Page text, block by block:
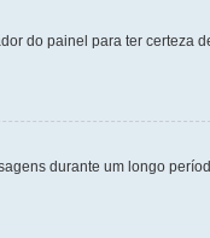
do painel para ter certeza
durante um longo